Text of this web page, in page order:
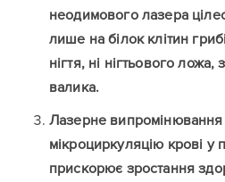
неодимового лазера
лише на білок клітин
нігтя, ні нігтьового ложа,
валика.
Лазерне випромінювання
мікроциркуляцію крові у
прискорює зростання
Залишити
контакти
Ваше ім'я
Залишити
контакти